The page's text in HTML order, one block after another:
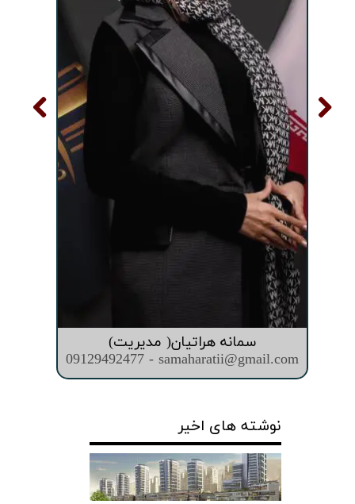
سمانه هراتیان( مدیریت)
09129492477 - samaharatii@gmail.com
نوشته های اخیر